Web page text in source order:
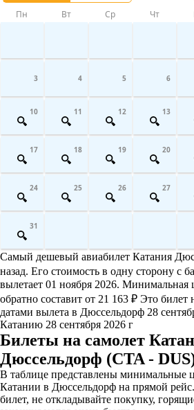
Пн Вт Ср Чт
3 4 5 6
10 11 12 13
17 18 19 20
24 25 26 27
31
Самый дешевый авиабилет Катания
назад. Его стоимость в одну сторону с
вылетает 01 ноября 2026. Минимальная
обратно составит от 21 163 ₽ Это билет
датами вылета в Дюссельдорф 28
Катанию 28 сентября 2026 г
Билеты на самолет
Дюссельдорф (CTA -
В таблице представлены минимальные
Катании в Дюссельдорф на прямой
билет, не откладывайте покупку,